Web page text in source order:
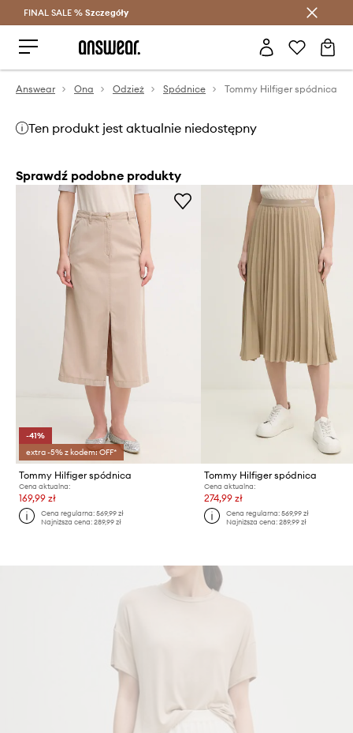
Oszczędzaj z Answear Club >
FINAL SALE % Szczegóły
Answear Ona Odzież Spódnice Tommy Hilfiger spódnica
Ten produkt jest aktualnie niedostępny
Sprawdź podobne produkty
-41%
extra -5% z kodem: OFF*
Tommy Hilfiger spódnica
Cena aktualna:
169,99 zł
Cena regularna:569,99 zł
Najniższa cena:289,99 zł
Tommy Hilfiger spódnica
Cena aktualna:
274,99 zł
Cena regularna: 569,99 zł
Najniższa cena: 289,99 zł